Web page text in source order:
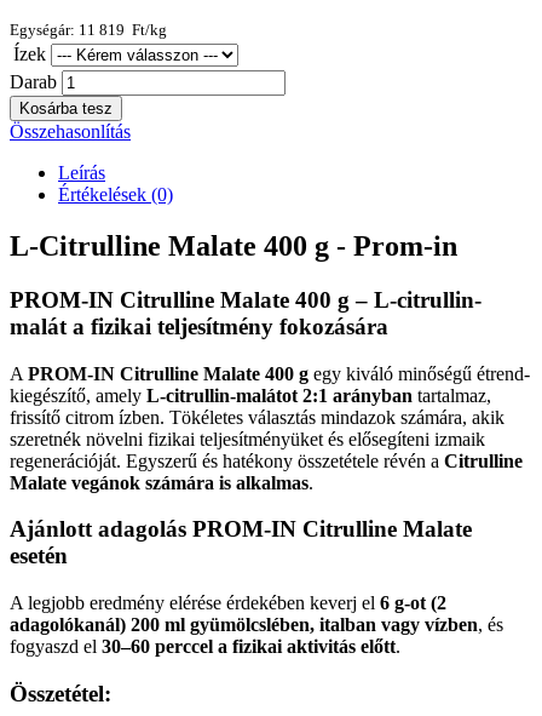
Egységár: 11 819 Ft/kg
Ízek
Darab
Kosárba tesz
Összehasonlítás
Leírás
Értékelések (0)
L-Citrulline Malate 400 g - Prom-in
PROM-IN Citrulline Malate 400 g – L-citrullin-
malát a fizikai teljesítmény fokozására
A PROM-IN Citrulline Malate 400 g egy kiváló minőségű étrend-
kiegészítő, amely L-citrullin-malátot 2:1 arányban tartalmaz,
frissítő citrom ízben. Tökéletes választás mindazok számára, akik
szeretnék növelni fizikai teljesítményüket és elősegíteni izmaik
regenerációját. Egyszerű és hatékony összetétele révén a Citrulline
Malate vegánok számára is alkalmas.
Ajánlott adagolás PROM-IN Citrulline Malate
esetén
A legjobb eredmény elérése érdekében keverj el 6 g-ot (2
adagolókanál) 200 ml gyümölcslében, italban vagy vízben, és
fogyaszd el 30–60 perccel a fizikai aktivitás előtt.
Összetétel: